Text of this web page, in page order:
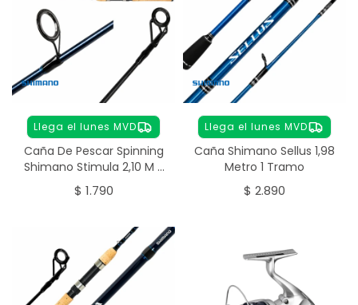
Llega el lunes MVD
Caña De Pescar Spinning
Shimano Stimula 2,10 M 2
T
$ 1.790
Llega el lunes MVD
Caña Shimano Sellus 1,98
Metro 1 Tramo
$ 2.890